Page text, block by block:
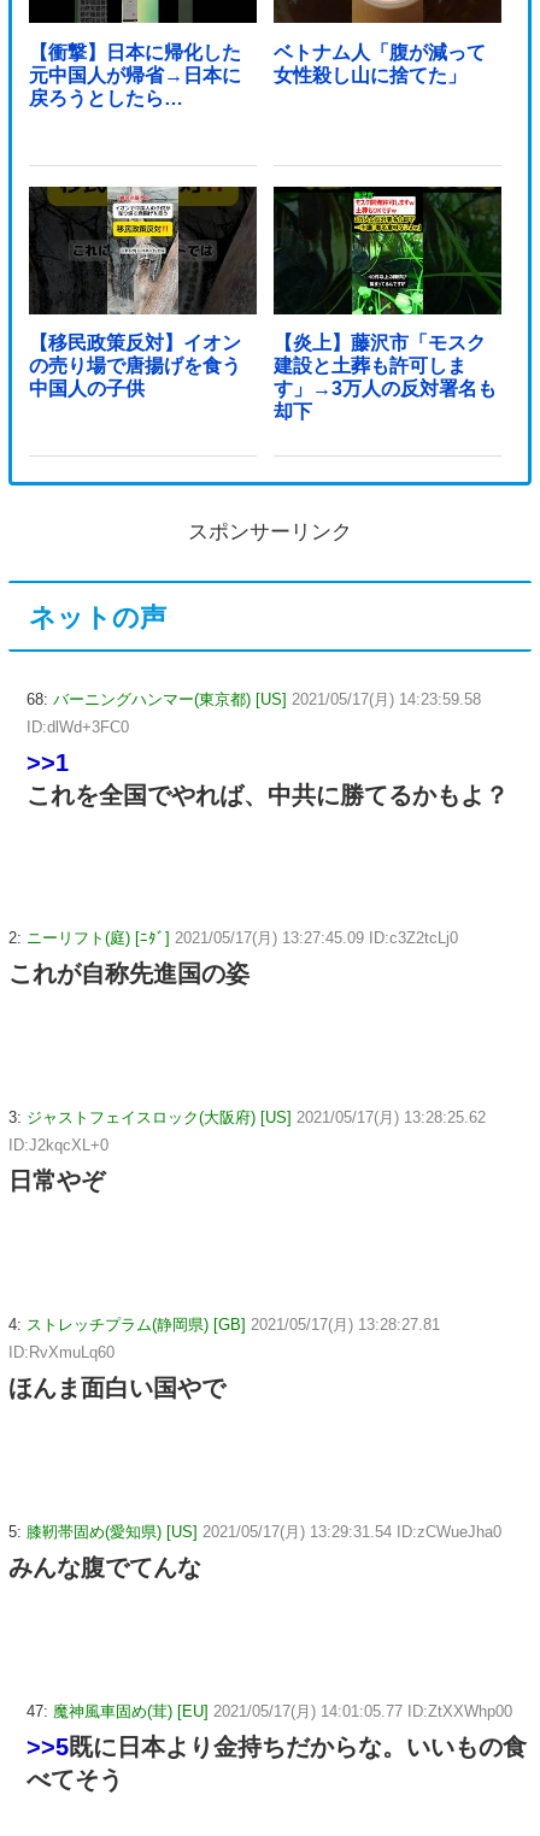
【衝撃】日本に帰化した
元中国人が帰省→日本に
戻ろうとしたら…
ベトナム人「腹が減って
女性殺し山に捨てた」
【移民政策反対】イオン
の売り場で唐揚げを食う
中国人の子供
【炎上】藤沢市「モスク
建設と土葬も許可しま
す」→3万人の反対署名も
却下
スポンサーリンク
ネットの声
68: バーニングハンマー(東京都) [US] 2021/05/17(月) 14:23:59.58
ID:dlWd+3FC0
>>1
これを全国でやれば、中共に勝てるかもよ？
2: ニーリフト(庭) [ﾆﾀﾞ] 2021/05/17(月) 13:27:45.09 ID:c3Z2tcLj0
これが自称先進国の姿
3: ジャストフェイスロック(大阪府) [US] 2021/05/17(月) 13:28:25.62
ID:J2kqcXL+0
日常やぞ
4: ストレッチプラム(静岡県) [GB] 2021/05/17(月) 13:28:27.81
ID:RvXmuLq60
ほんま面白い国やで
5: 膝靭帯固め(愛知県) [US] 2021/05/17(月) 13:29:31.54 ID:zCWueJha0
みんな腹でてんな
47: 魔神風車固め(茸) [EU] 2021/05/17(月) 14:01:05.77 ID:ZtXXWhp00
>>5既に日本より金持ちだからな。いいもの食
べてそう